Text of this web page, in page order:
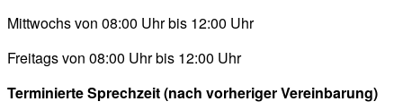
Mittwochs von 08:00 Uhr bis 12:00 Uhr
Freitags von 08:00 Uhr bis 12:00 Uhr
Terminierte Sprechzeit (nach vorheriger Vereinbarung)